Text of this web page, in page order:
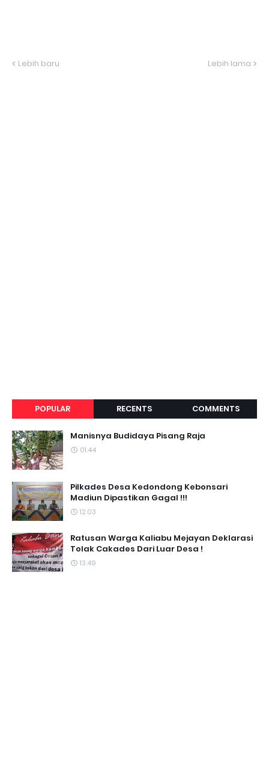
Lebih baru Lebih lama
POPULAR RECENTS COMMENTS
Manisnya Budidaya Pisang Raja
01.44
Pilkades Desa Kedondong Kebonsari
Madiun Dipastikan Gagal !!!
12.03
Ratusan Warga Kaliabu Mejayan Deklarasi
Tolak Cakades Dari Luar Desa !
13.49